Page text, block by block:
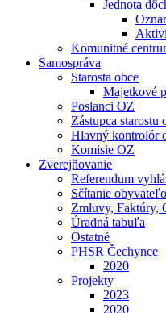
Jednota
Komunitné
Samospráva
Starosta obce
Majetkové
Poslanci OZ
Zástupca starostu
Hlavný kontrolór
Komisie OZ
Zverejňovanie
Referendum
Sčítanie
Zmluvy, Faktúry,
Úradná tabuľa
Ostatné
PHSR Čechynce
2020
Projekty
2023
2020